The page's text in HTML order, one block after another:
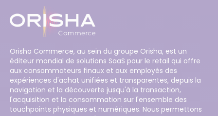
Orisha Commerce, au sein du groupe Orisha, est un
éditeur mondial de solutions SaaS pour le retail qui offre
aux consommateurs finaux et aux employés des
expériences d'achat unifiées et transparentes, depuis la
navigation et la découverte jusqu'à la transaction,
l'acquisition et la consommation sur l'ensemble des
touchpoints physiques et numériques. Nous permettons